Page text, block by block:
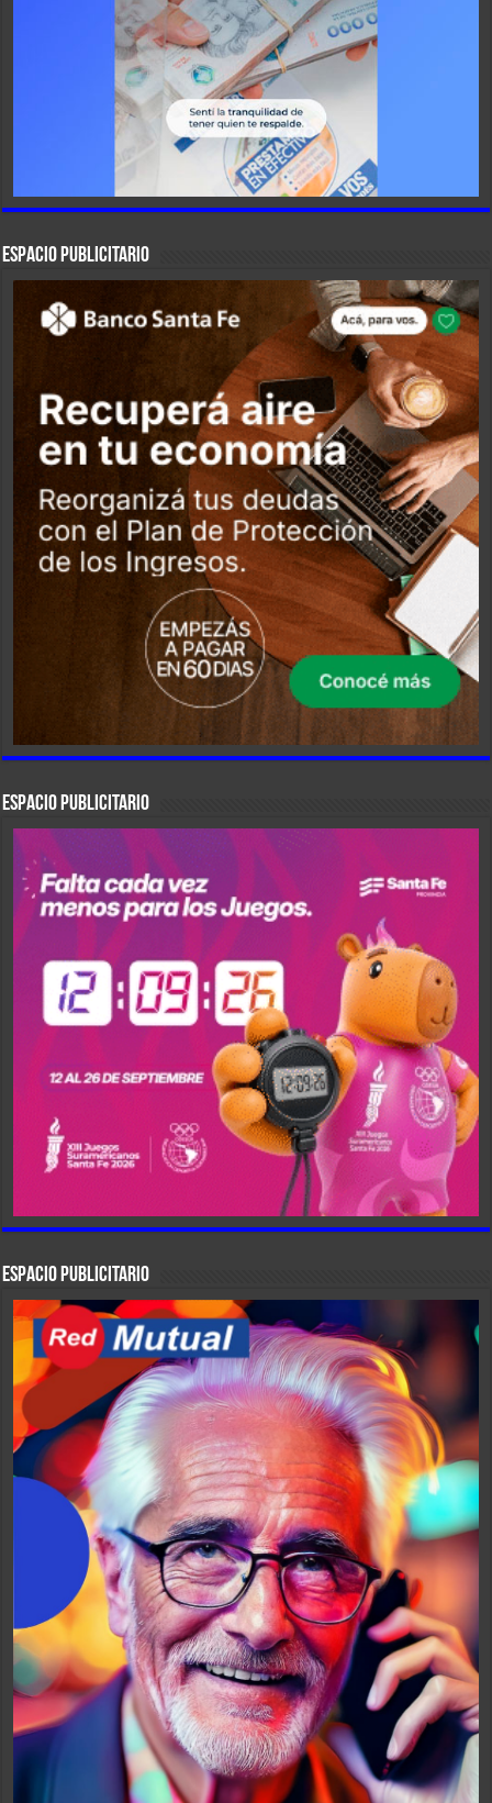
ESPACIO PUBLICITARIO
ESPACIO PUBLICITARIO
ESPACIO PUBLICITARIO